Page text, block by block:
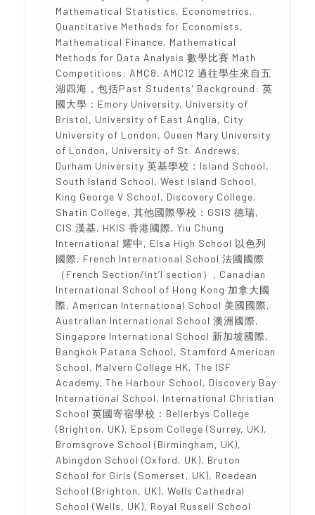
Mathematical Statistics, Econometrics,
Quantitative Methods for Economists,
Mathematical Finance, Mathematical
Methods for Data Analysis 數學比賽 Math
Competitions: AMC8, AMC12 過往學生來自五
湖四海，包括Past Students' Background: 英
國大學：Emory University, University of
Bristol, University of East Anglia, City
University of London, Queen Mary University
of London, University of St. Andrews,
Durham University 英基學校：Island School,
South Island School, West Island School,
King George V School, Discovery College,
Shatin College, 其他國際學校：GSIS 德瑞,
CIS 漢基, HKIS 香港國際, Yiu Chung
International 耀中, Elsa High School 以色列
國際, French International School 法國國際
（French Section/Int’l section）, Canadian
International School of Hong Kong 加拿大國
際, American International School 美國國際,
Australian International School 澳洲國際,
Singapore International School 新加坡國際,
Bangkok Patana School, Stamford American
School, Malvern College HK, The ISF
Academy, The Harbour School, Discovery Bay
International School, International Christian
School 英國寄宿學校：Bellerbys College
(Brighton, UK), Epsom College (Surrey, UK),
Bromsgrove School (Birmingham, UK),
Abingdon School (Oxford, UK), Bruton
School for Girls (Somerset, UK), Roedean
School (Brighton, UK), Wells Cathedral
School (Wells, UK), Royal Russell School